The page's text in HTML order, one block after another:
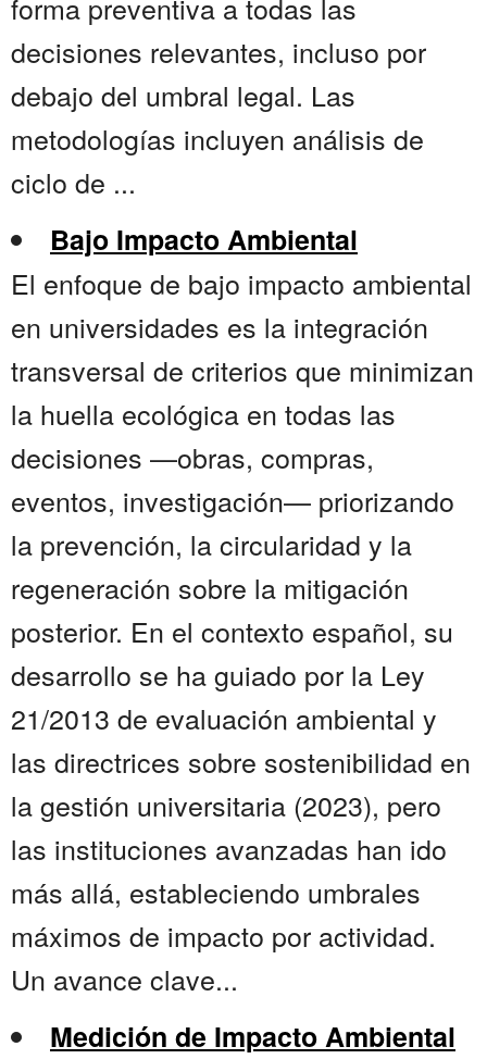
decisiones relevantes, incluso por
debajo del umbral legal. Las
metodologías incluyen análisis de
ciclo de ...
Bajo Impacto Ambiental
El enfoque de bajo impacto ambiental
en universidades es la integración
transversal de criterios que minimizan
la huella ecológica en todas las
decisiones —obras, compras,
eventos, investigación— priorizando
la prevención, la circularidad y la
regeneración sobre la mitigación
posterior. En el contexto español, su
desarrollo se ha guiado por la Ley
21/2013 de evaluación ambiental y
las directrices sobre sostenibilidad en
la gestión universitaria (2023), pero
las instituciones avanzadas han ido
más allá, estableciendo umbrales
máximos de impacto por actividad.
Un avance clave...
Medición de Impacto Ambiental